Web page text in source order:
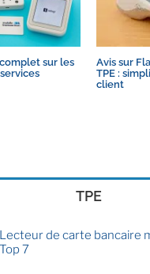
sur les
Avis sur
TPE :
client
TPE
Lecteur de carte bancaire
Top 7